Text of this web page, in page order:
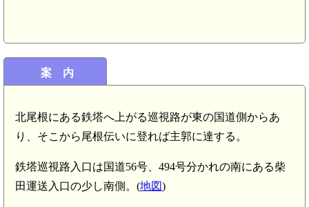
案 内
北尾根にある鉄塔へ上がる巡視路が東の国道側からあ
り、そこから尾根伝いに登れば主郭に達する。
鉄塔巡視路入口は国道56号、494号分かれの南にある柴
田運送入口の少し南側。(地図)
土佐 斗賀野城(6.2km)